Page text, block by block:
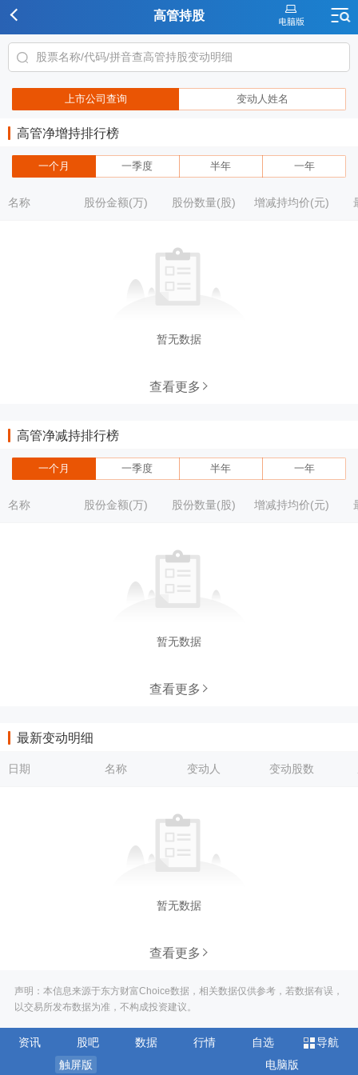
高管持股
上市公司查询 变动人姓名
高管净增持排行榜
一个月 一季度 半年 一年
名称 股份金额(万) 股份数量(股) 增减持均价(元)
暂无数据
查看更多
高管净减持排行榜
一个月 一季度 半年 一年
名称 股份金额(万) 股份数量(股) 增减持均价(元)
暂无数据
查看更多
最新变动明细
日期 名称 变动人 变动股数
暂无数据
查看更多
声明：本信息来源于东方财富Choice数据，相关数据仅供参考，若数据有误，
以交易所发布数据为准，不构成投资建议。
资讯 股吧 数据 行情 自选
导航
触屏版
电脑版